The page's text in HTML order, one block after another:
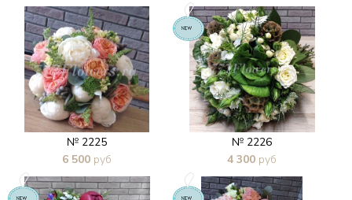
В 1 клик
В 1 клик
№ 2225
6 500 руб
В 1 клик
№ 2226
4 300 руб
В 1 клик